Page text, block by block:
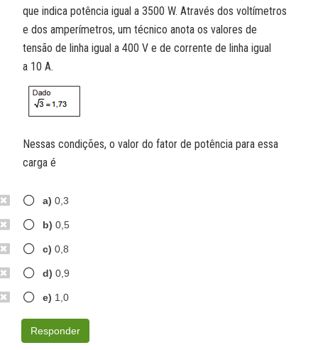
que indica potência igual a 3500 W. Através dos voltímetros
e dos amperímetros, um técnico anota os valores de
tensão de linha igual a 400 V e de corrente de linha igual
a 10 A.
Nessas condições, o valor do fator de potência para essa
carga é
a) 0,3
b) 0,5
c) 0,8
d) 0,9
e) 1,0
Responder